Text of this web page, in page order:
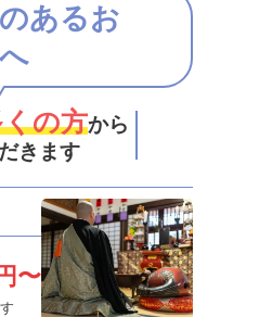
あるお
の方から
きます
〜